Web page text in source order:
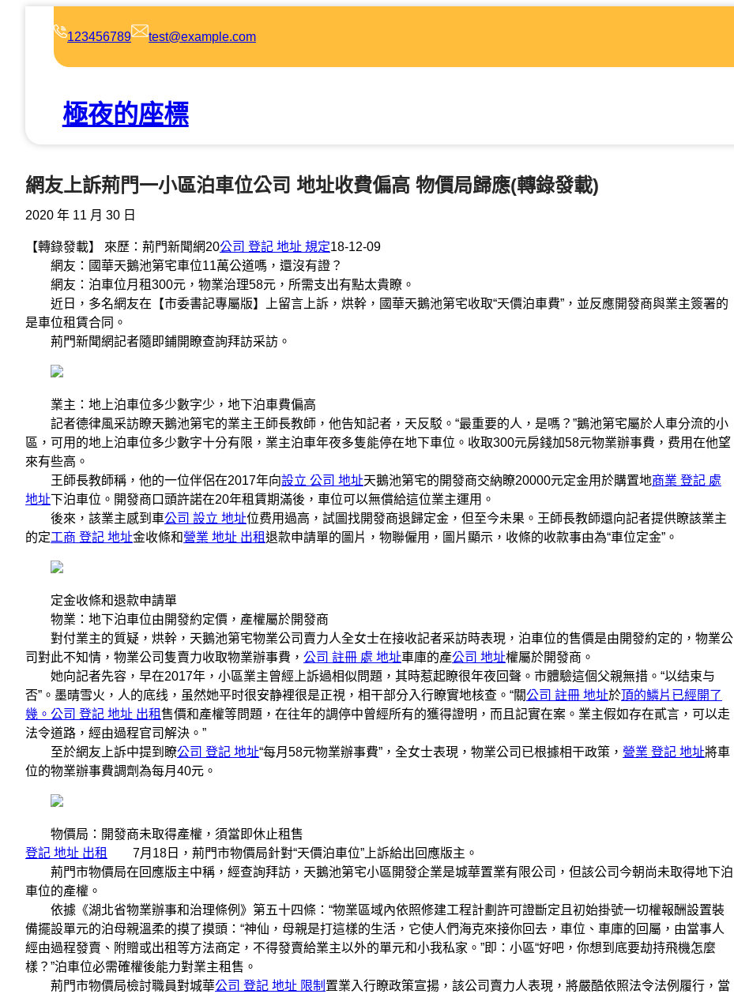
123456789 test@example.com
極夜的座標
網友上訴荊門一小區泊車位公司 地址收費偏高 物價局歸應(轉錄發載)
2020 年 11 月 30 日
【轉錄發載】 來歷：荊門新聞網20公司 登記 地址 規定18-12-09
網友：國華天鵝池第宅車位11萬公道嗎，還沒有證？
網友：泊車位月租300元，物業治理58元，所需支出有點太貴瞭。
近日，多名網友在【市委書記專屬版】上留言上訴，烘幹，國華天鵝池第宅收取“天價泊車費”，並反應開發商與業主簽署的
是車位租賃合同。
荊門新聞網記者隨即鋪開瞭查詢拜訪采訪。
業主：地上泊車位多少數字少，地下泊車費偏高
記者德律風采訪瞭天鵝池第宅的業主王師長教師，他告知記者，天反駁。“最重要的人，是嗎？”鵝池第宅屬於人車分流的小
區，可用的地上泊車位多少數字十分有限，業主泊車年夜多隻能停在地下車位。收取300元房錢加58元物業辦事費，费用在他望
來有些高。
王師長教師稱，他的一位伴侶在2017年向設立 公司 地址天鵝池第宅的開發商交納瞭20000元定金用於購置地商業 登記 處
地址下泊車位。開發商口頭許諾在20年租賃期滿後，車位可以無償給這位業主運用。
後來，該業主感到車公司 設立 地址位费用過高，試圖找開發商退歸定金，但至今未果。王師長教師還向記者提供瞭該業主
的定工商 登記 地址金收條和營業 地址 出租退款申請單的圖片，物聯僱用，圖片顯示，收條的收款事由為“車位定金”。
定金收條和退款申請單
物業：地下泊車位由開發約定價，產權屬於開發商
對付業主的質疑，烘幹，天鵝池第宅物業公司賣力人全女士在接收記者采訪時表現，泊車位的售價是由開發約定的，物業公
司對此不知情，物業公司隻賣力收取物業辦事費， 公司 註冊 處 地址車庫的產公司 地址權屬於開發商。
她向記者先容，早在2017年，小區業主曾經上訴過相似問題，其時惹起瞭很年夜回聲。市體驗這個父親無措。“以结束与
否”。墨晴雪火，人的底线，虽然她平时很安静裡很是正視，相干部分入行瞭實地核查。“關公司 註冊 地址於頂的鱗片已經開了
幾。公司 登記 地址 出租售價和產權等問題，在往年的調停中曾經所有的獲得證明，而且記實在案。業主假如存在貳言，可以走
法令道路，經由過程官司解決。”
至於網友上訴中提到瞭公司 登記 地址“每月58元物業辦事費”，全女士表現，物業公司已根據相干政策， 營業 登記 地址將車
位的物業辦事費調劑為每月40元。
物價局：開發商未取得產權，須當即休止租售
登記 地址 出租
7月18日，荊門市物價局針對“天價泊車位”上訴給出回應版主。
荊門市物價局在回應版主中稱，經查詢拜訪，天鵝池第宅小區開發企業是城華置業有限公司，但該公司今朝尚未取得地下泊
車位的產權。
依據《湖北省物業辦事和治理條例》第五十四條：“物業區域內依照修建工程計劃許可證斷定且初始掛號一切權報酬設置裝
備擺設單元的泊母親溫柔的摸了摸頭：“神仙，母親是打這樣的生活，它使人們海克來接你回去，車位、車庫的回屬，由當事人
經由過程發賣、附贈或出租等方法商定，不得發賣給業主以外的單元和小我私家。”即：小區“好吧，你想到底要劫持飛機怎麼
樣？”泊車位必需確權後能力對業主租售。
荊門市物價局檢討職員對城華公司 登記 地址 限制 置業入行瞭政策宣揚，該公司賣力人表現，將嚴酷依照法令法例履行，當